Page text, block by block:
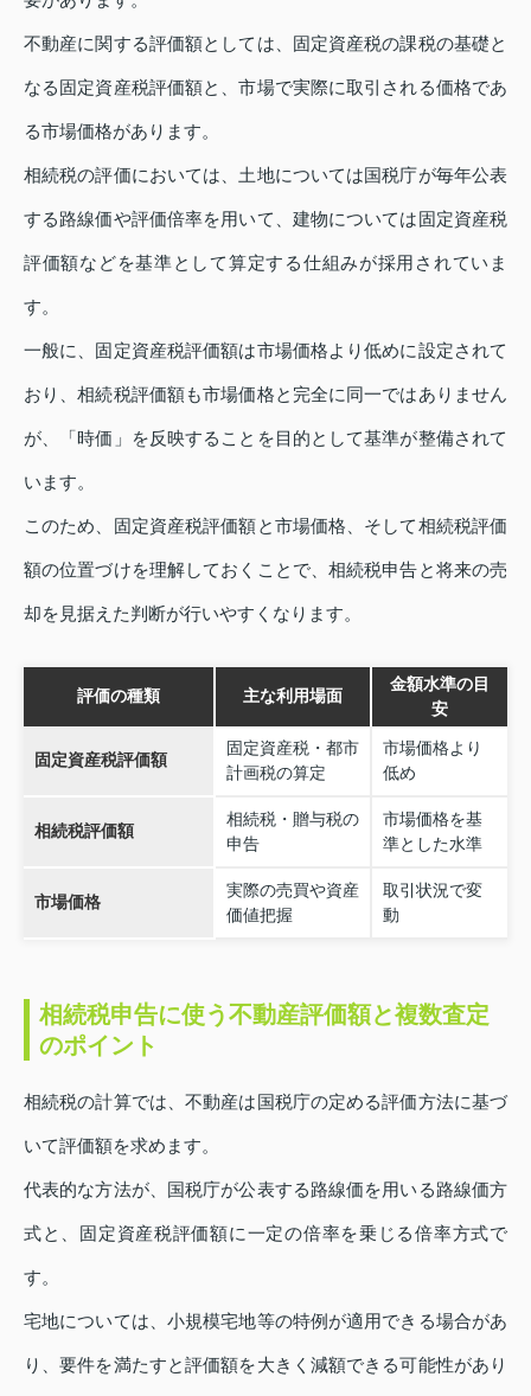
不動産に関する評価額としては、固定資産税の課税の基礎と
なる固定資産税評価額と、市場で実際に取引される価格であ
る市場価格があります。
相続税の評価においては、土地については国税庁が毎年公表
する路線価や評価倍率を用いて、建物については固定資産税
評価額などを基準として算定する仕組みが採用されていま
す。
一般に、固定資産税評価額は市場価格より低めに設定されて
おり、相続税評価額も市場価格と完全に同一ではありません
が、「時価」を反映することを目的として基準が整備されて
います。
このため、固定資産税評価額と市場価格、そして相続税評価
額の位置づけを理解しておくことで、相続税申告と将来の売
却を見据えた判断が行いやすくなります。
評価の種類 主な利用場面
金額水準の目
安
固定資産税評価額
固定資産税・都市
計画税の算定
市場価格より
低め
相続税評価額
相続税・贈与税の
申告
市場価格を基
準とした水準
市場価格
実際の売買や資産
価値把握
取引状況で変
動
相続税申告に使う不動産評価額と複数査定
のポイント
相続税の計算では、不動産は国税庁の定める評価方法に基づ
いて評価額を求めます。
代表的な方法が、国税庁が公表する路線価を用いる路線価方
式と、固定資産税評価額に一定の倍率を乗じる倍率方式で
す。
宅地については、小規模宅地等の特例が適用できる場合があ
り、要件を満たすと評価額を大きく減額できる可能性があり